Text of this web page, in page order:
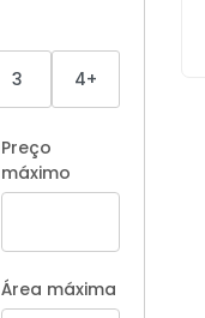
3 4+
Preço
máximo
Área máxima